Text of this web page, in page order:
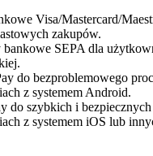
Visa/Mastercard/
zakupów.
bankowe SEPA dla
do bezproblemowego
z systemem Android.
do szybkich i
z systemem iOS lub